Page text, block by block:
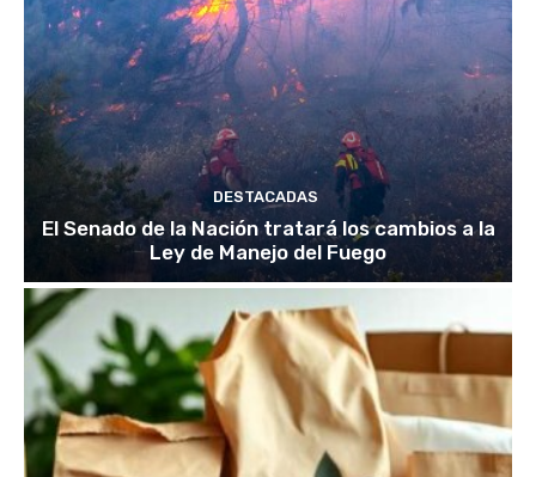
DESTACADAS
El Senado de la Nación tratará los cambios a la
Ley de Manejo del Fuego